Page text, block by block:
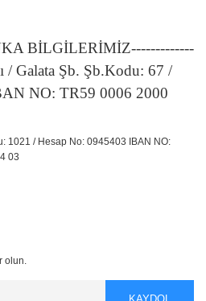
BİLGİLERİMİZ-------------
/ Galata Şb. Şb.Kodu: 67 /
NO: TR59 0006 2000
1021 / Hesap No: 0945403 IBAN NO:
03
olun.